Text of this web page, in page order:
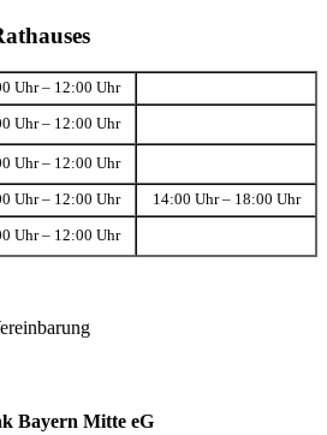
Uhr – 12:00 Uhr
Uhr – 12:00 Uhr
Uhr – 12:00 Uhr
Uhr – 12:00 Uhr 14:00 Uhr – 18:00 Uhr
Uhr – 12:00 Uhr
Bayern Mitte eG